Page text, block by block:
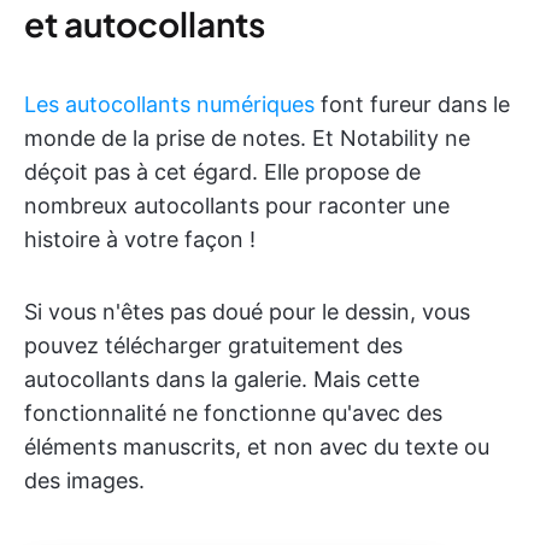
et autocollants
Les autocollants numériques font fureur dans le
monde de la prise de notes. Et Notability ne
déçoit pas à cet égard. Elle propose de
nombreux autocollants pour raconter une
histoire à votre façon !
Si vous n'êtes pas doué pour le dessin, vous
pouvez télécharger gratuitement des
autocollants dans la galerie. Mais cette
fonctionnalité ne fonctionne qu'avec des
éléments manuscrits, et non avec du texte ou
des images.